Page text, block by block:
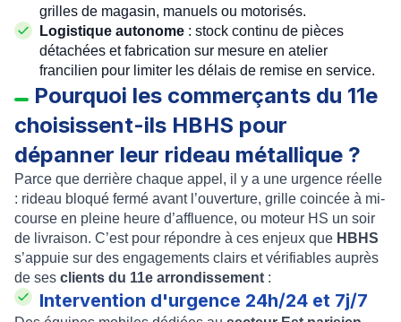
grilles de magasin, manuels ou motorisés.
Logistique autonome : stock continu de pièces
détachées et fabrication sur mesure en atelier
francilien pour limiter les délais de remise en service.
Pourquoi les commerçants du 11e
choisissent-ils HBHS pour
dépanner leur rideau métallique ?
Parce que derrière chaque appel, il y a une urgence réelle
: rideau bloqué fermé avant l’ouverture, grille coincée à mi-
course en pleine heure d’affluence, ou moteur HS un soir
de livraison. C’est pour répondre à ces enjeux que HBHS
s’appuie sur des engagements clairs et vérifiables auprès
de ses clients du 11e arrondissement :
Intervention d'urgence 24h/24 et 7j/7